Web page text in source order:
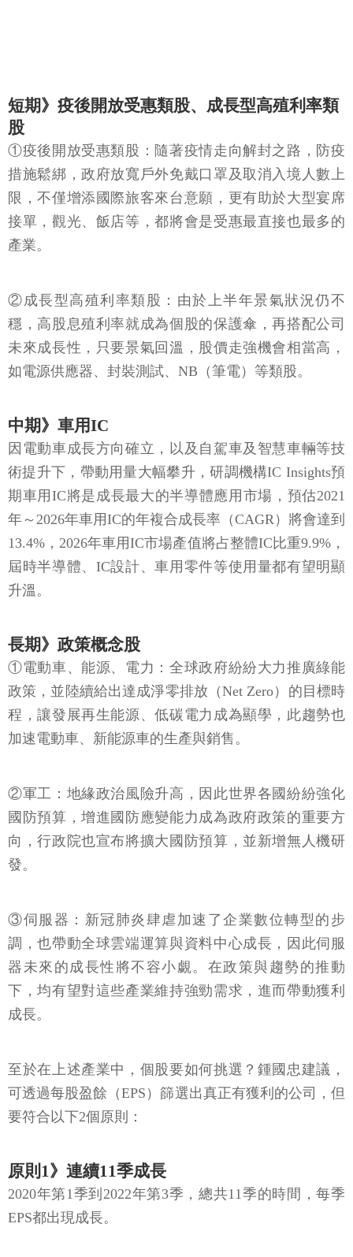
短期》疫後開放受惠類股、成長型高殖利率類
股
①疫後開放受惠類股：隨著疫情走向解封之路，防疫
措施鬆綁，政府放寬戶外免戴口罩及取消入境人數上
限，不僅增添國際旅客來台意願，更有助於大型宴席
接單，觀光、飯店等，都將會是受惠最直接也最多的
產業。
②成長型高殖利率類股：由於上半年景氣狀況仍不
穩，高股息殖利率就成為個股的保護傘，再搭配公司
未來成長性，只要景氣回溫，股價走強機會相當高，
如電源供應器、封裝測試、NB（筆電）等類股。
中期》車用IC
因電動車成長方向確立，以及自駕車及智慧車輛等技
術提升下，帶動用量大幅攀升，研調機構IC Insights預
期車用IC將是成長最大的半導體應用市場，預估2021
年～2026年車用IC的年複合成長率（CAGR）將會達到
13.4%，2026年車用IC市場產值將占整體IC比重9.9%，
屆時半導體、IC設計、車用零件等使用量都有望明顯
升溫。
長期》政策概念股
①電動車、能源、電力：全球政府紛紛大力推廣綠能
政策，並陸續給出達成淨零排放（Net Zero）的目標時
程，讓發展再生能源、低碳電力成為顯學，此趨勢也
加速電動車、新能源車的生產與銷售。
②軍工：地緣政治風險升高，因此世界各國紛紛強化
國防預算，增進國防應變能力成為政府政策的重要方
向，行政院也宣布將擴大國防預算，並新增無人機研
發。
③伺服器：新冠肺炎肆虐加速了企業數位轉型的步
調，也帶動全球雲端運算與資料中心成長，因此伺服
器未來的成長性將不容小覷。在政策與趨勢的推動
下，均有望對這些產業維持強勁需求，進而帶動獲利
成長。
至於在上述產業中，個股要如何挑選？鍾國忠建議，
可透過每股盈餘（EPS）篩選出真正有獲利的公司，但
要符合以下2個原則：
原則1》連續11季成長
2020年第1季到2022年第3季，總共11季的時間，每季
EPS都出現成長。